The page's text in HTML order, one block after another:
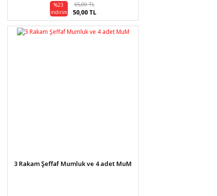
%23
indirim
65,00 TL
50,00 TL
3 Rakam Şeffaf Mumluk ve 4 adet MuM